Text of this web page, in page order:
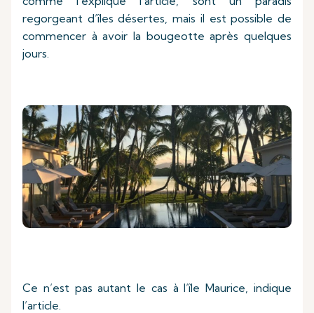
regorgeant d’îles désertes, mais il est possible de
commencer à avoir la bougeotte après quelques
jours.
Ce n’est pas autant le cas à l’île Maurice, indique
l’article.